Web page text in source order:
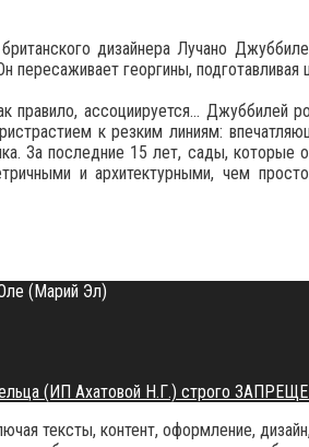
дизайнера Лучано
георгины, подготавливая
правило, ассоциируется… Джуббилей
к резким линиям:
За последние 15 лет, сады, которые
и архитектурными, чем
(Марий Эл)
(ИП Ахатовой Н.Г.) строго
тексты, контент, оформление,